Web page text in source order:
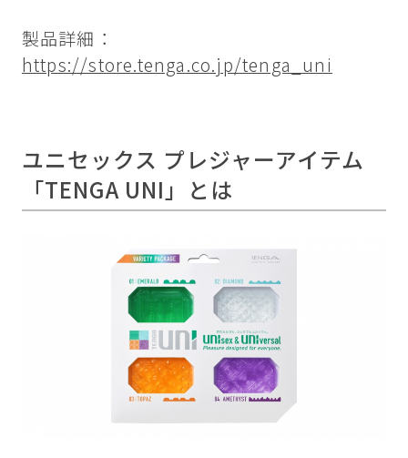
製品詳細：
https://store.tenga.co.jp/tenga_uni
ユニセックス プレジャーアイテム
「TENGA UNI」とは